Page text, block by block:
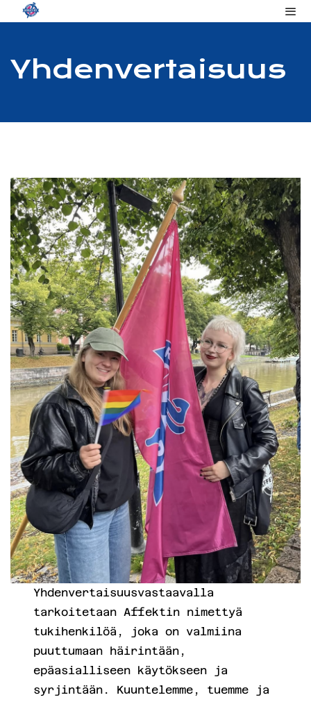
Yhdenvertaisuus
Yhdenvertaisuusvastaavalla
tarkoitetaan Affektin nimettyä
tukihenkilöä, joka on valmiina
puuttumaan häirintään,
epäasialliseen käytökseen ja
syrjintään. Kuuntelemme, tuemme ja